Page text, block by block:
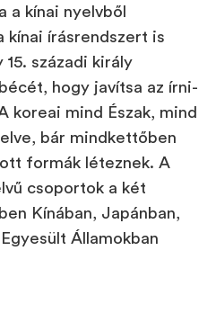
a kínai nyelvből
kínai írásrendszert is
századi király
hogy javítsa az írni-
koreai mind Észak, mind
bár mindkettőben
formák léteznek. A
csoportok a két
Kínában, Japánban,
Államokban